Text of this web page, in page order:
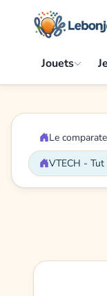
Jouets
Le
VTECH -